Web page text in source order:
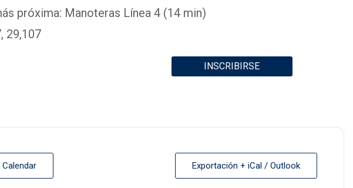
próxima: Manoteras Línea 4 (14 min)
29,107
INSCRIBIRSE
Exportación + iCal / Outlook